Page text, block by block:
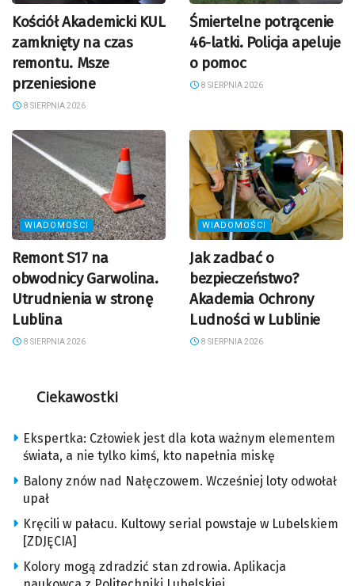
Kościół Akademicki KUL
zamknięty na czas
remontu. Msze
przeniesione
8 SIERPNIA 2026
Śmiertelne potrącenie
46-latki. Policja apeluje
o pomoc
8 SIERPNIA 2026
WIADOMOŚCI
Remont S17 na
obwodnicy Garwolina.
Utrudnienia w stronę
Lublina
8 SIERPNIA 2026
WIADOMOŚCI
Jak zadbać o
bezpieczeństwo?
Akademia Ochrony
Ludności w Lublinie
8 SIERPNIA 2026
Ciekawostki
Ekspertka: Człowiek jest dla kota ważnym elementem
świata, a nie tylko kimś, kto napełnia miskę
Balony znów nad Nałęczowem. Wcześniej loty odwołał
upał
Kręcili w pałacu. Kultowy serial powstaje w Lubelskiem
[ZDJĘCIA]
Kolory mogą zdradzić stan zdrowia. Aplikacja